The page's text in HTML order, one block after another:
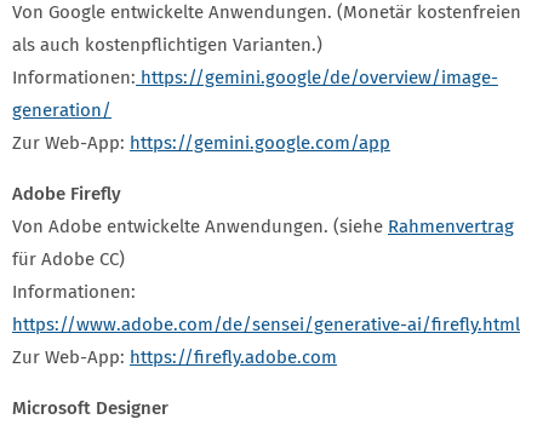
Von Google entwickelte Anwendungen. (Monetär kostenfreien
als auch kostenpflichtigen Varianten.)
Informationen: https://gemini.google/de/overview/image-
generation/
Zur Web-App: https://gemini.google.com/app
Adobe Firefly
Von Adobe entwickelte Anwendungen. (siehe Rahmenvertrag
für Adobe CC)
Informationen:
https://www.adobe.com/de/sensei/generative-ai/firefly.html
Zur Web-App: https://firefly.adobe.com
Microsoft Designer